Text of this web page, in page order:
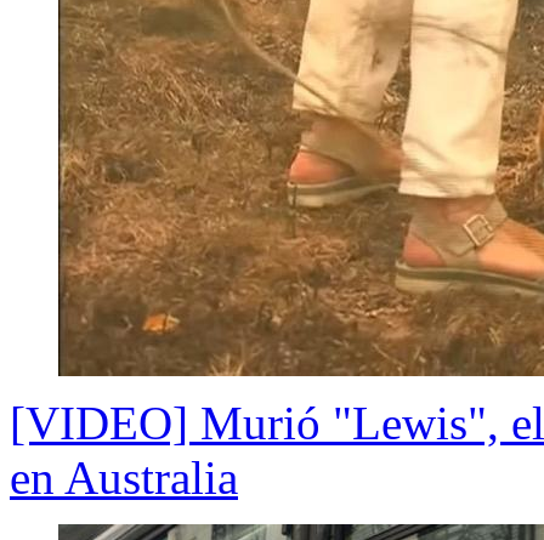
[VIDEO] Murió "Lewis", el
en Australia